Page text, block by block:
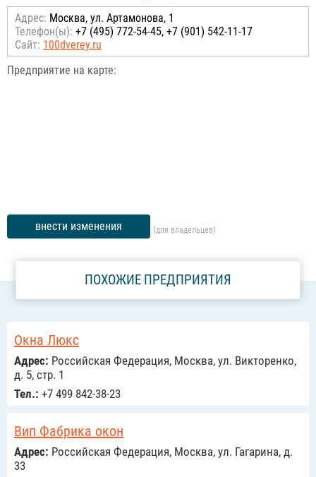
Адрес: Москва, ул. Артамонова, 1
Телефон(ы): +7 (495) 772-54-45, +7 (901) 542-11-17
Сайт: 100dverey.ru
Предприятие на карте:
внести изменения (для владельцев)
ПОХОЖИЕ ПРЕДПРИЯТИЯ
Окна Люкс
Адрес: Российcкая Федерация, Москва, ул. Викторенко,
д. 5, стр. 1
Тел.: +7 499 842-38-23
Вип Фабрика окон
Адрес: Российcкая Федерация, Москва, ул. Гагарина, д.
33